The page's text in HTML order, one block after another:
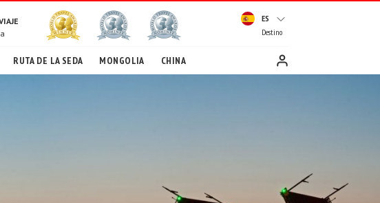
ES
Destino
RUTA DE LA SEDA MONGOLIA CHINA